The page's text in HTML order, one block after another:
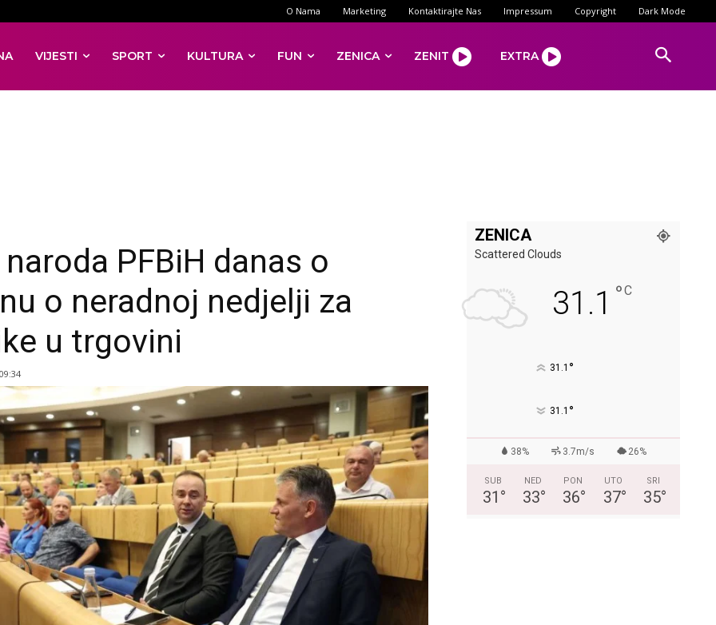
O Nama Marketing Kontaktirajte Nas Impressum Copyright Dark Mode
VIJESTI SPORT KULTURA FUN ZENICA ZENIT EXTRA
PFBiH danas o
o neradnoj nedjelji za
u trgovini
ZENICA
Scattered Clouds
31.1 °C
31.1 °
31.1 °
38% 3.7m/s 26%
SUB
31 °
NED
33°
PON
36°
UTO
37°
SRI
35°